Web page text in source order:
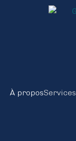
À proposServices